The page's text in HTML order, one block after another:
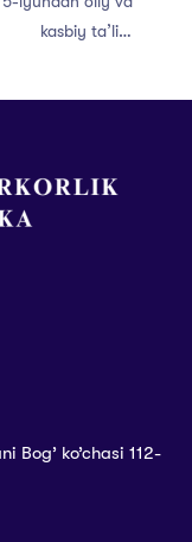
kasbiy taʼlim
Bog’ ko’chasi 112-